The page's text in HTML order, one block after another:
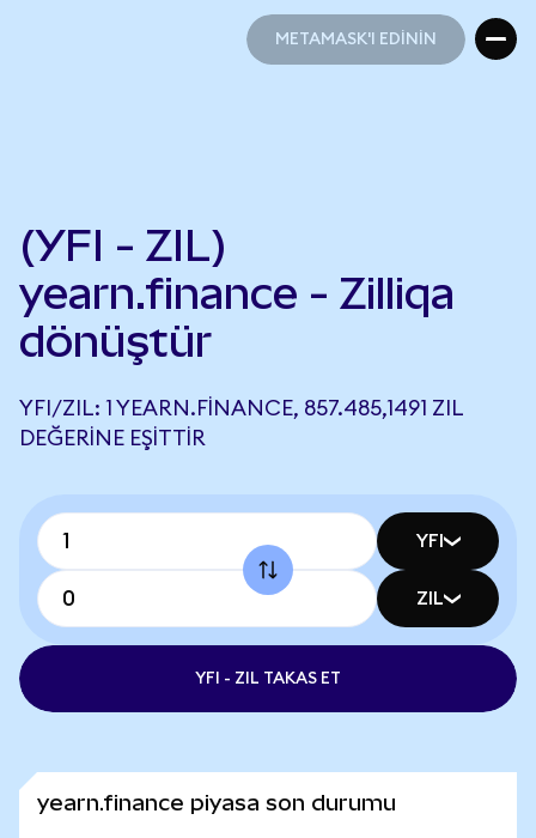
METAMASK'I EDİNİN
(YFI - ZIL)
yearn.finance - Zilliqa
dönüştür
YFI/ZIL: 1 YEARN.FINANCE, 857.485,1491 ZIL
DEĞERINE EŞITTIR
YFI
ZIL
YFI - ZIL TAKAS ET
yearn.finance piyasa son durumu